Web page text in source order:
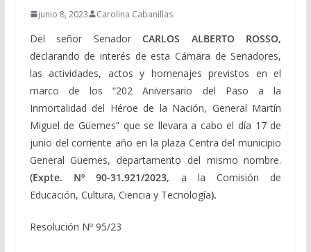
junio 8, 2023 Carolina Cabanillas
Del señor SenadorCARLOS ALBERTO ROSSO,
declarando de interés de esta Cámara de Senadores,
las actividades, actos y homenajes previstos en el
marco de los “202 Aniversario del Paso a la
Inmortalidad del Héroe de la Nación, General Martín
Miguel de Güemes” que se llevara a cabo el día 17 de
junio del corriente año en la plaza Centra del municipio
General Güemes, departamento del mismo nombre.
(Expte. Nº 90-31.921/2023, a la Comisión de
Educación, Cultura, Ciencia y Tecnología).
Resolución Nº 95/23